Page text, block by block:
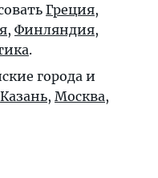
Греция,
, Финляндия,
.
города и
Казань, Москва,